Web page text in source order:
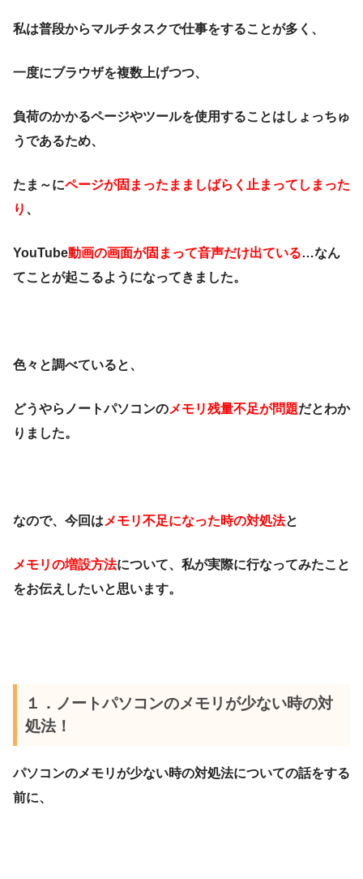
私は普段からマルチタスクで仕事をすることが多く、
一度にブラウザを複数上げつつ、
負荷のかかるページやツールを使用することはしょっちゅ
うであるため、
たま～にページが固まったまましばらく止まってしまった
り 、
YouTube動画の画面が固まって音声だけ出ている…なん
てことが起こるようになってきました。
色々と調べていると、
どうやらノートパソコンのメモリ残量不足が問題だとわか
りました。
なので、今回は メモリ不足になった時の対処法と
メモリの増設方法について、私が実際に行なってみたこと
をお伝えしたいと思います。
１．ノートパソコンのメモリが少ない時の対
処法！
パソコンのメモリが少ない時の対処法についての話をする
前に、